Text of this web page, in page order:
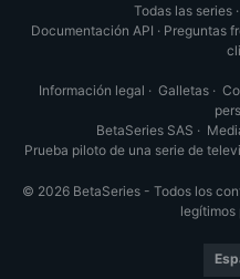
Todas las series·
Documentación API · Preguntas
Información legal · Galletas·
BetaSeries SAS ·
Prueba piloto de una serie de
© 2026 BetaSeries - Todos los
legítimos